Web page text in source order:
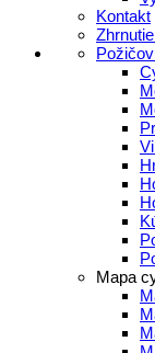
Kontakt
Mapa